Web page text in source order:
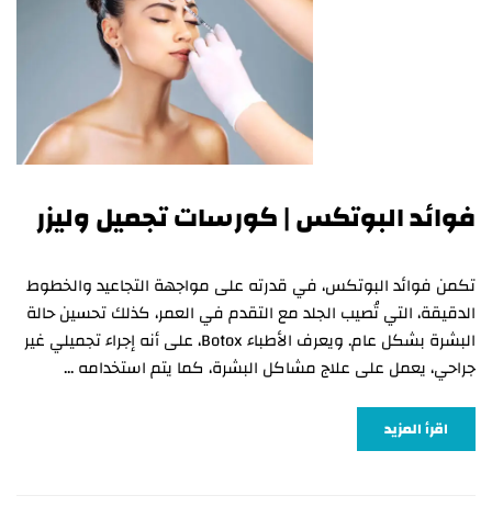
فوائد البوتكس | كورسات تجميل وليزر
تكمن فوائد البوتكس، في قدرته على مواجهة التجاعيد والخطوط
الدقيقة، التي تُصيب الجلد مع التقدم في العمر، كذلك تحسين حالة
البشرة بشكل عام. ويعرف الأطباء Botox، على أنه إجراء تجميلي غير
جراحي، يعمل على علاج مشاكل البشرة، كما يتم استخدامه …
اقرأ المزيد